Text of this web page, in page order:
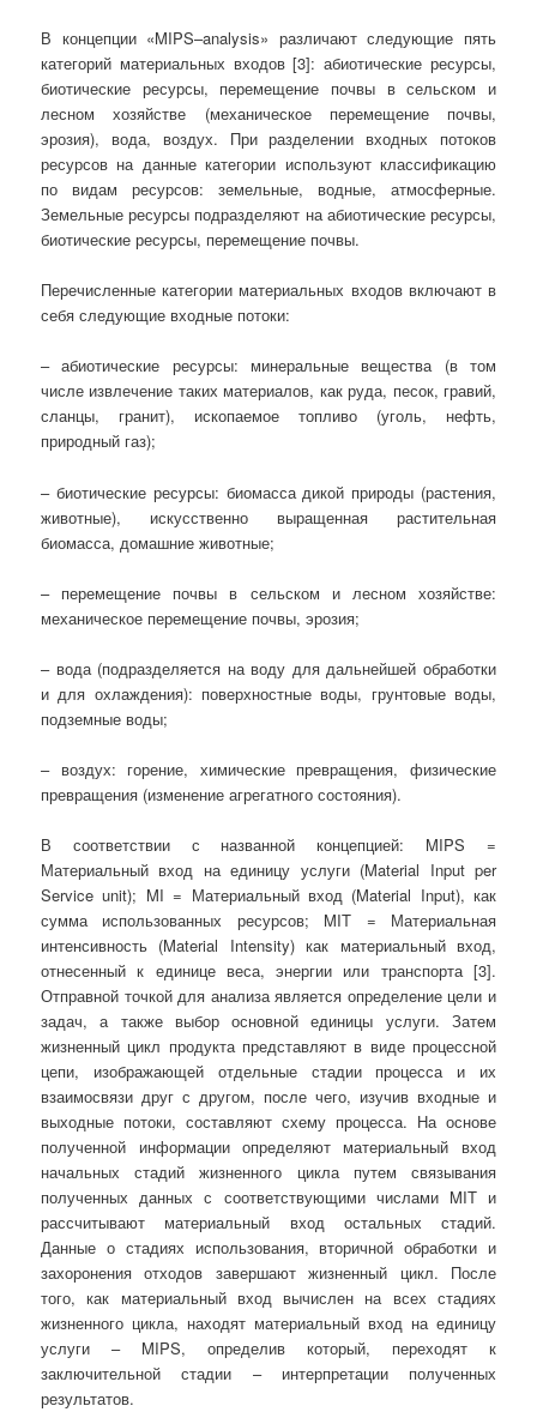
В концепции «MIPS–analysis» различают следующие пять
категорий материальных входов [3]: абиотические ресурсы,
биотические ресурсы, перемещение почвы в сельском и
лесном хозяйстве (механическое перемещение почвы,
эрозия), вода, воздух. При разделении входных потоков
ресурсов на данные категории используют классификацию
по видам ресурсов: земельные, водные, атмосферные.
Земельные ресурсы подразделяют на абиотические ресурсы,
биотические ресурсы, перемещение почвы.
Перечисленные категории материальных входов включают в
себя следующие входные потоки:
– абиотические ресурсы: минеральные вещества (в том
числе извлечение таких материалов, как руда, песок, гравий,
сланцы, гранит), ископаемое топливо (уголь, нефть,
природный газ);
– биотические ресурсы: биомасса дикой природы (растения,
животные), искусственно выращенная растительная
биомасса, домашние животные;
– перемещение почвы в сельском и лесном хозяйстве:
механическое перемещение почвы, эрозия;
– вода (подразделяется на воду для дальнейшей обработки
и для охлаждения): поверхностные воды, грунтовые воды,
подземные воды;
– воздух: горение, химические превращения, физические
превращения (изменение агрегатного состояния).
В соответствии с названной концепцией: MIPS =
Материальный вход на единицу услуги (Material Input per
Service unit); MI = Материальный вход (Material Input), как
сумма использованных ресурсов; MIT = Материальная
интенсивность (Material Intensity) как материальный вход,
отнесенный к единице веса, энергии или транспорта [3].
Отправной точкой для анализа является определение цели и
задач, а также выбор основной единицы услуги. Затем
жизненный цикл продукта представляют в виде процессной
цепи, изображающей отдельные стадии процесса и их
взаимосвязи друг с другом, после чего, изучив входные и
выходные потоки, составляют схему процесса. На основе
полученной информации определяют материальный вход
начальных стадий жизненного цикла путем связывания
полученных данных с соответствующими числами MIT и
рассчитывают материальный вход остальных стадий.
Данные о стадиях использования, вторичной обработки и
захоронения отходов завершают жизненный цикл. После
того, как материальный вход вычислен на всех стадиях
жизненного цикла, находят материальный вход на единицу
услуги – MIPS, определив который, переходят к
заключительной стадии – интерпретации полученных
результатов.